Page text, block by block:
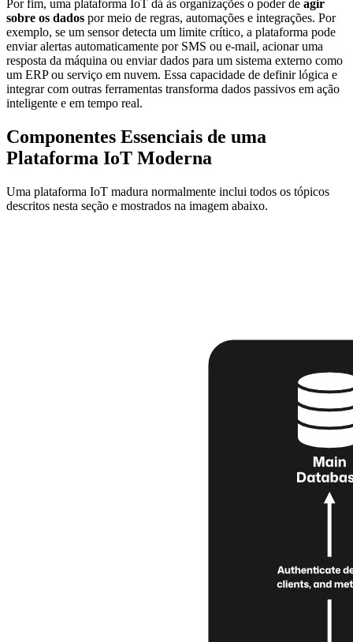
Por fim, uma plataforma IoT dá às organizações o poder de agir
sobre os dados por meio de regras, automações e integrações. Por
exemplo, se um sensor detecta um limite crítico, a plataforma pode
enviar alertas automaticamente por SMS ou e-mail, acionar uma
resposta da máquina ou enviar dados para um sistema externo como
um ERP ou serviço em nuvem. Essa capacidade de definir lógica e
integrar com outras ferramentas transforma dados passivos em ação
inteligente e em tempo real.
Componentes Essenciais de uma
Plataforma IoT Moderna
Uma plataforma IoT madura normalmente inclui todos os tópicos
descritos nesta seção e mostrados na imagem abaixo.